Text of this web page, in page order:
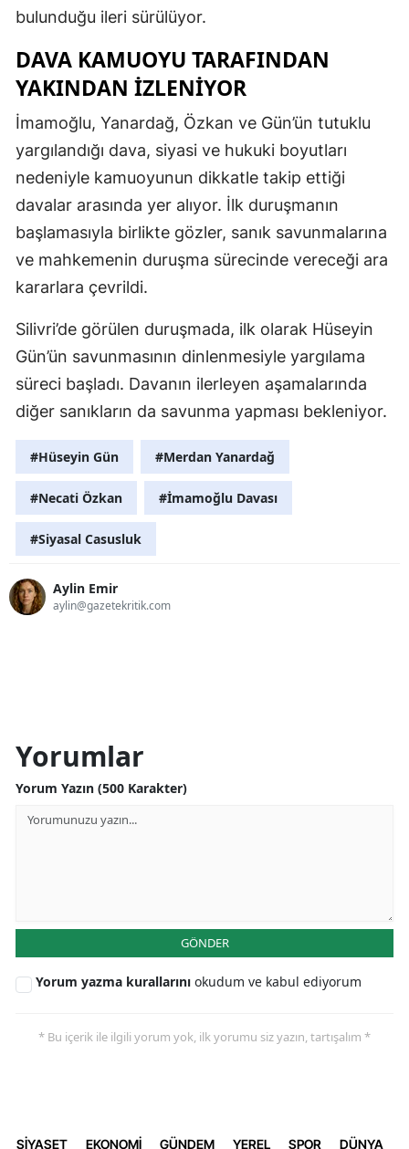
bulunduğu ileri sürülüyor.
DAVA KAMUOYU TARAFINDAN
YAKINDAN IZLENIYOR
İmamoğlu, Yanardağ, Özkan ve Gün’ün tutuklu
yargılandığı dava, siyasi ve hukuki boyutları
nedeniyle kamuoyunun dikkatle takip ettiği
davalar arasında yer alıyor. İlk duruşmanın
başlamasıyla birlikte gözler, sanık savunmalarına
ve mahkemenin duruşma sürecinde vereceği ara
kararlara çevrildi.
Silivri’de görülen duruşmada, ilk olarak Hüseyin
Gün’ün savunmasının dinlenmesiyle yargılama
süreci başladı. Davanın ilerleyen aşamalarında
diğer sanıkların da savunma yapması bekleniyor.
#Hüseyin Gün #Merdan Yanardağ
#Necati Özkan #İmamoğlu Davası
#Siyasal Casusluk
Aylin Emir
aylin@gazetekritik.com
Yorumlar
Yorum Yazın (500 Karakter)
GÖNDER
Yorum yazma kurallarını okudum ve kabul ediyorum
* Bu içerik ile ilgili yorum yok, ilk yorumu siz yazın, tartışalım *
SİYASET EKONOMİ GÜNDEM YEREL SPOR DÜNYA